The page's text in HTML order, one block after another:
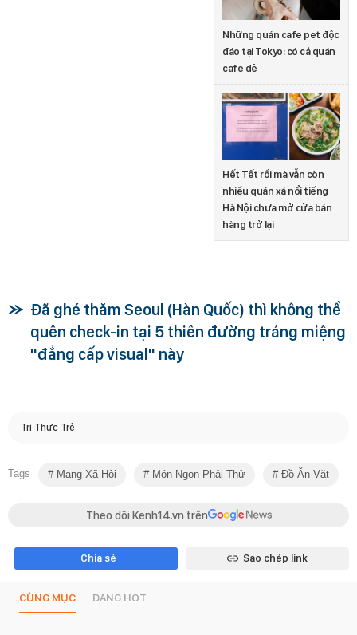
Những quán cafe pet độc
đáo tại Tokyo: có cả quán
cafe dê
Hết Tết rồi mà vẫn còn
nhiều quán xá nổi tiếng
Hà Nội chưa mở cửa bán
hàng trở lại
Đã ghé thăm Seoul (Hàn Quốc) thì không thể
quên check-in tại 5 thiên đường tráng miệng
"đẳng cấp visual" này
Trí Thức Trẻ
Tags Mạng Xã Hội Món Ngon Phải Thử Đồ Ăn Vặt
Theo dõi Kenh14.vn trên
Chia sẻ Sao chép link
CÙNG MỤC ĐANG HOT